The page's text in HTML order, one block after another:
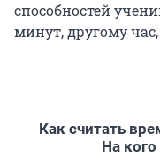
способностей
минут, другому
Как считать
На